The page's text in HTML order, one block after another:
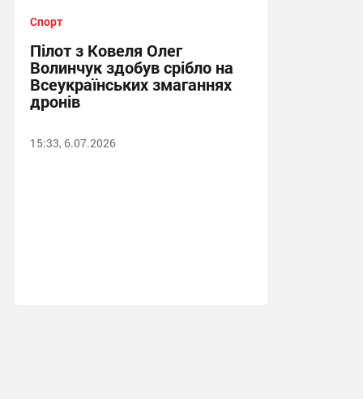
Спорт
Пілот з Ковеля Олег
Волинчук здобув срібло на
Всеукраїнських змаганнях
дронів
15:33, 6.07.2026